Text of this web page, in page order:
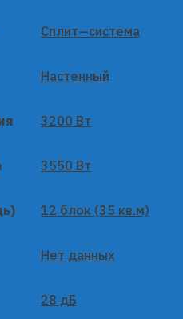
Сплит—система
Настенный
3200 Вт
3550 Вт
12 блок (35 кв.м)
Нет данных
28 дБ